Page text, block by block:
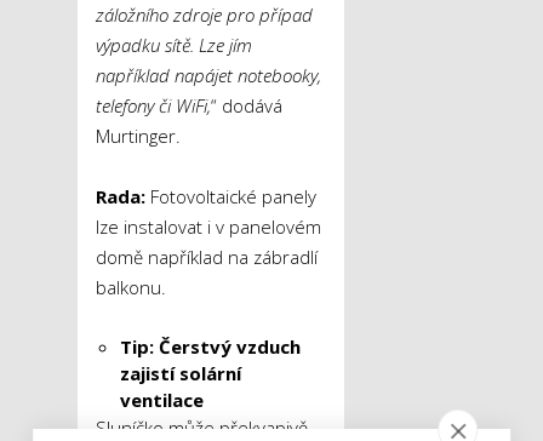
záložního zdroje pro případ
výpadku sítě. Lze jím
například napájet notebooky,
telefony či WiFi,“ dodává
Murtinger.
Rada: Fotovoltaické panely
lze instalovat i v panelovém
domě například na zábradlí
balkonu.
Tip: Čerstvý vzduch
zajistí solární
ventilace
Sluníčko může překvapivě